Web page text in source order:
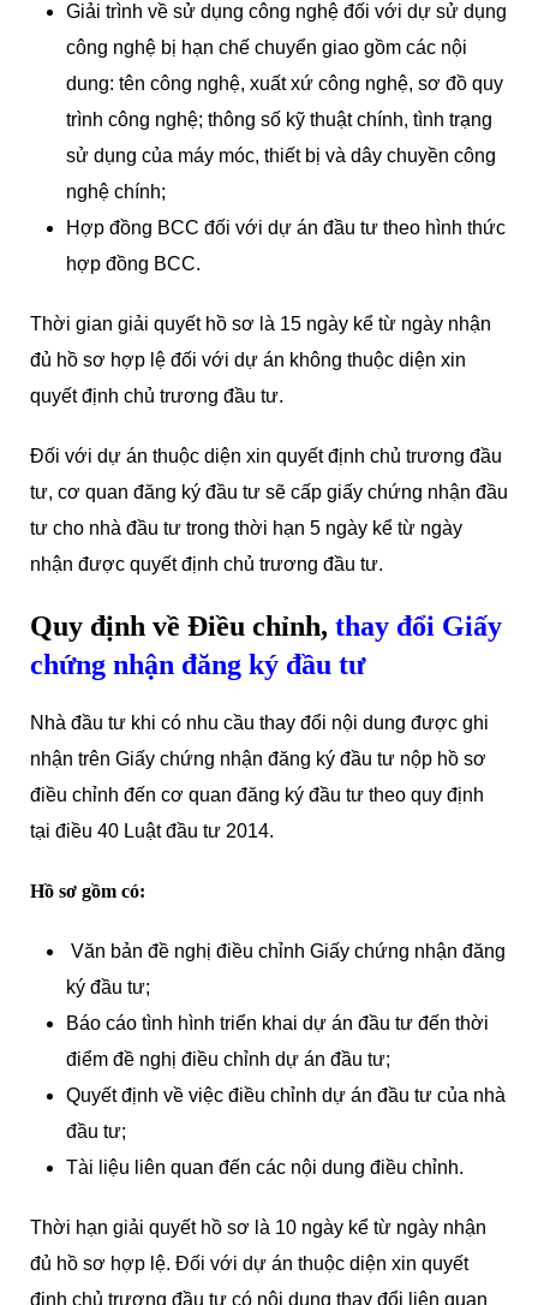
Giải trình về sử dụng công nghệ đối với dự sử dụng
công nghệ bị hạn chế chuyển giao gồm các nội
dung: tên công nghệ, xuất xứ công nghệ, sơ đồ quy
trình công nghệ; thông số kỹ thuật chính, tình trạng
sử dụng của máy móc, thiết bị và dây chuyền công
nghệ chính;
Hợp đồng BCC đối với dự án đầu tư theo hình thức
hợp đồng BCC.
Thời gian giải quyết hồ sơ là 15 ngày kể từ ngày nhận
đủ hồ sơ hợp lệ đối với dự án không thuộc diện xin
quyết định chủ trương đầu tư.
Đối với dự án thuộc diện xin quyết định chủ trương đầu
tư, cơ quan đăng ký đầu tư sẽ cấp giấy chứng nhận đầu
tư cho nhà đầu tư trong thời hạn 5 ngày kể từ ngày
nhận được quyết định chủ trương đầu tư.
Quy định về Điều chỉnh, thay đổi Giấy
chứng nhận đăng ký đầu tư
Nhà đầu tư khi có nhu cầu thay đổi nội dung được ghi
nhận trên Giấy chứng nhận đăng ký đầu tư nộp hồ sơ
điều chỉnh đến cơ quan đăng ký đầu tư theo quy định
tại điều 40 Luật đầu tư 2014.
Hồ sơ gồm có:
Văn bản đề nghị điều chỉnh Giấy chứng nhận đăng
ký đầu tư;
Báo cáo tình hình triển khai dự án đầu tư đến thời
điểm đề nghị điều chỉnh dự án đầu tư;
Quyết định về việc điều chỉnh dự án đầu tư của nhà
đầu tư;
Tài liệu liên quan đến các nội dung điều chỉnh.
Thời hạn giải quyết hồ sơ là 10 ngày kể từ ngày nhận
đủ hồ sơ hợp lệ. Đối với dự án thuộc diện xin quyết
định chủ trương đầu tư có nội dung thay đổi liên quan